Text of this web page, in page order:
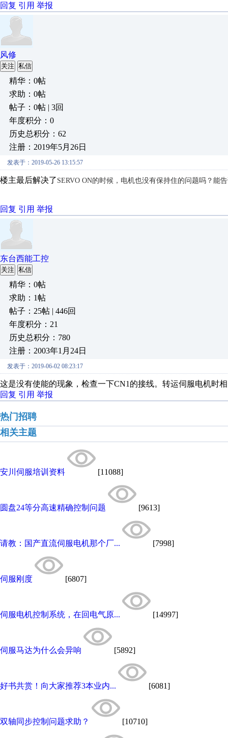
回复 引用 举报
风修
关注 私信
精华：0帖
求助：0帖
帖子：0帖 | 3回
年度积分：0
历史总积分：62
注册：2019年5月26日
发表于：2019-05-26 13:15:57
楼主最后解决了 SERVO ON的时候，电机也没有保持住的问题吗？能
回复 引用 举报
东台西能工控
关注 私信
精华：0帖
求助：1帖
帖子：25帖 | 446回
年度积分：21
历史总积分：780
注册：2003年1月24日
发表于：2019-06-02 08:23:17
这是没有使能的现象，检查一下CN1的接线。转运伺服电机时
回复 引用 举报
热门招聘
相关主题
安川伺服培训资料 [11088]
圆盘24等分高速精确控制问题 [9613]
请教：国产直流伺服电机那个厂... [7998]
伺服刚度 [6807]
伺服电机控制系统，在回电气原... [14997]
伺服马达为什么会异响 [5892]
好书共赏！向大家推荐3本业内... [6081]
双轴同步控制问题求助？ [10710]